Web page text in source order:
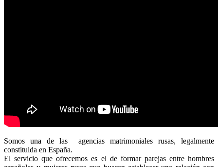
Somos una de las agencias matrimoniales rusas, legalmente
constituida en España.
El servicio que ofrecemos es el de formar parejas entre hombres